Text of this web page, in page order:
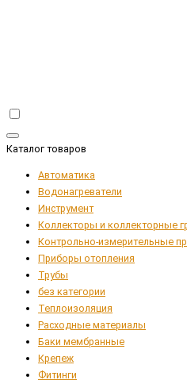
Каталог товаров
Автоматика
Водонагреватели
Инструмент
Коллекторы и коллекторные
Контрольно-измерительные
Приборы отопления
Трубы
без категории
Теплоизоляция
Расходные материалы
Баки мембранные
Крепеж
Фитинги